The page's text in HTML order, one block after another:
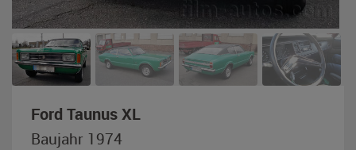
Ford Taunus XL,
Baujahr 1974